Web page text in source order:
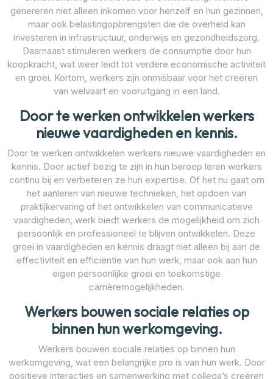
genereren niet alleen inkomen voor henzelf en hun gezinnen,
maar ook belastingopbrengsten die de overheid kan
investeren in infrastructuur, onderwijs en gezondheidszorg.
Daarnaast stimuleren werkers de consumptie door hun
koopkracht, wat weer leidt tot verdere economische activiteit
en groei. Kortom, werkers zijn onmisbaar voor het creëren
van welvaart en vooruitgang in een land.
Door te werken ontwikkelen werkers
nieuwe vaardigheden en kennis.
Door te werken ontwikkelen werkers nieuwe vaardigheden en
kennis. Door actief bezig te zijn in hun beroep leren werkers
continu bij en verbeteren ze hun expertise. Of het nu gaat om
het aanleren van nieuwe technieken, het opdoen van
praktijkervaring of het ontwikkelen van communicatieve
vaardigheden, werk biedt werkers de mogelijkheid om zich
persoonlijk en professioneel te blijven ontwikkelen. Deze
groei in vaardigheden en kennis draagt niet alleen bij aan de
effectiviteit en efficiëntie van hun werk, maar ook aan hun
eigen persoonlijke groei en toekomstige
carrièremogelijkheden.
Werkers bouwen sociale relaties op
binnen hun werkomgeving.
Werkers bouwen sociale relaties op binnen hun
werkomgeving, wat een belangrijke pro is van hun werk. Door
positieve interacties en samenwerking met collega’s creëren